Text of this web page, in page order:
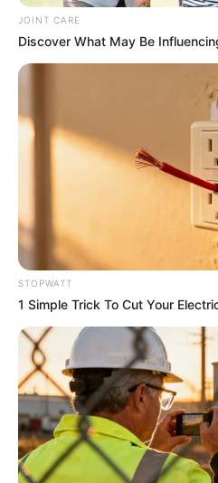
วันนี้ชีพจรลงเท้า บางท่
กะทันหัน คนทำการค้าขา
เรื่องมาก และมีปัญหากับ
กันเพราะเรื่องของเวลา
การเดินทางและยานพา
คนวันเสาร์
ไพ่ประจำวันของท่านในวั
JOINT CARE
Discover What May Be
STOPWATT
1 Simple Trick To Cut Your